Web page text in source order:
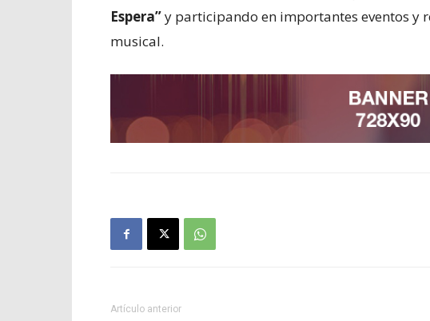
Espera”y participando en importantes eventos y
musical.
Artículo anterior